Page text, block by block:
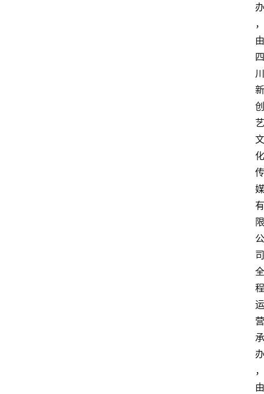
办
，
由
四
川
新
创
艺
文
化
传
媒
有
限
公
司
全
程
运
营
承
办
，
由